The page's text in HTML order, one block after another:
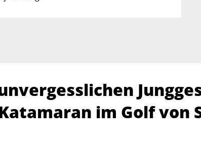
im Golf von